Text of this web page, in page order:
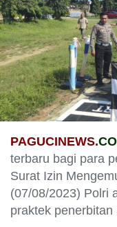
PAGUCINEWS.
terbaru bagi para
Surat Izin
(07/08/2023) Polri
praktek